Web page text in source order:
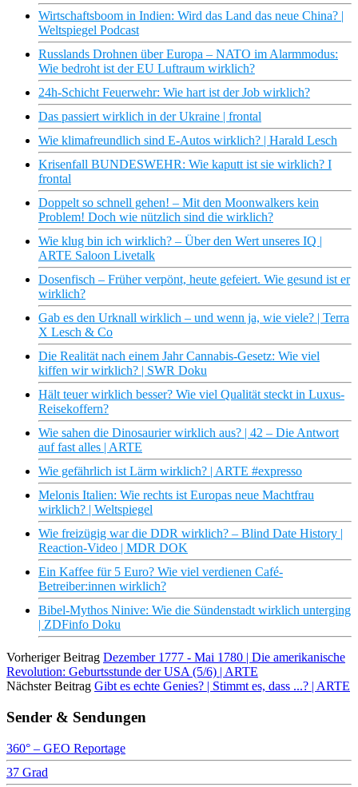
Wirtschaftsboom in Indien: Wird das Land das neue China? |
Weltspiegel Podcast
Russlands Drohnen über Europa – NATO im Alarmmodus:
Wie bedroht ist der EU Luftraum wirklich?
24h-Schicht Feuerwehr: Wie hart ist der Job wirklich?
Das passiert wirklich in der Ukraine | frontal
Wie klimafreundlich sind E-Autos wirklich? | Harald Lesch
Krisenfall BUNDESWEHR: Wie kaputt ist sie wirklich? I
frontal
Doppelt so schnell gehen! – Mit den Moonwalkers kein
Problem! Doch wie nützlich sind die wirklich?
Wie klug bin ich wirklich? – Über den Wert unseres IQ |
ARTE Saloon Livetalk
Dosenfisch – Früher verpönt, heute gefeiert. Wie gesund ist er
wirklich?
Gab es den Urknall wirklich – und wenn ja, wie viele? | Terra
X Lesch & Co
Die Realität nach einem Jahr Cannabis-Gesetz: Wie viel
kiffen wir wirklich? | SWR Doku
Hält teuer wirklich besser? Wie viel Qualität steckt in Luxus-
Reisekoffern?
Wie sahen die Dinosaurier wirklich aus? | 42 – Die Antwort
auf fast alles | ARTE
Wie gefährlich ist Lärm wirklich? | ARTE #expresso
Melonis Italien: Wie rechts ist Europas neue Machtfrau
wirklich? | Weltspiegel
Wie freizügig war die DDR wirklich? – Blind Date History |
Reaction‑Video | MDR DOK
Ein Kaffee für 5 Euro? Wie viel verdienen Café-
Betreiber:innen wirklich?
Bibel-Mythos Ninive: Wie die Sündenstadt wirklich unterging
| ZDFinfo Doku
Vorheriger Beitrag Dezember 1777 - Mai 1780 | Die amerikanische
Revolution: Geburtsstunde der USA (5/6) | ARTE
Nächster Beitrag Gibt es echte Genies? | Stimmt es, dass ...? | ARTE
Sender & Sendungen
360° – GEO Reportage
37 Grad